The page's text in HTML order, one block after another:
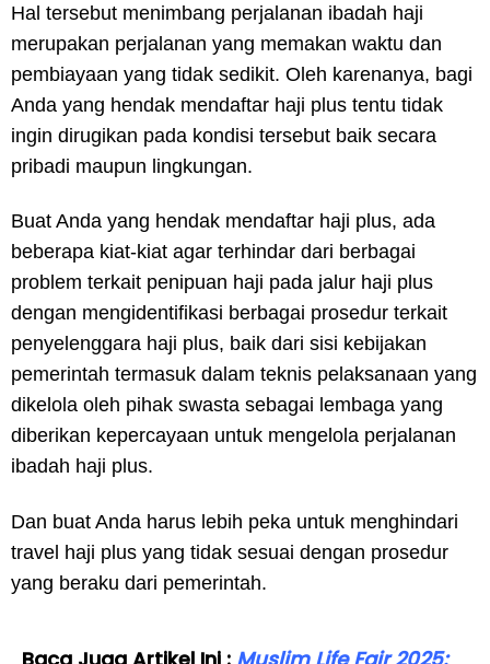
Hal tersebut menimbang perjalanan ibadah haji
merupakan perjalanan yang memakan waktu dan
pembiayaan yang tidak sedikit. Oleh karenanya, bagi
Anda yang hendak mendaftar haji plus tentu tidak
ingin dirugikan pada kondisi tersebut baik secara
pribadi maupun lingkungan.
Buat Anda yang hendak mendaftar haji plus, ada
beberapa kiat-kiat agar terhindar dari berbagai
problem terkait penipuan haji pada jalur haji plus
dengan mengidentifikasi berbagai prosedur terkait
penyelenggara haji plus, baik dari sisi kebijakan
pemerintah termasuk dalam teknis pelaksanaan yang
dikelola oleh pihak swasta sebagai lembaga yang
diberikan kepercayaan untuk mengelola perjalanan
ibadah haji plus.
Dan buat Anda harus lebih peka untuk menghindari
travel haji plus yang tidak sesuai dengan prosedur
yang beraku dari pemerintah.